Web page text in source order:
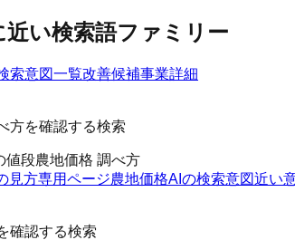
い検索語ファミリー
索意図一覧改善候補事業詳細
方を確認する検索
値段農地価格 調べ方
見方専用ページ農地価格AIの検索意図近い
確認する検索